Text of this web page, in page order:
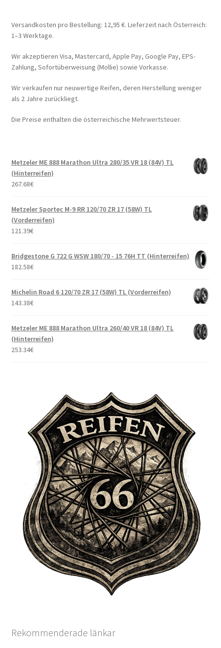
Versandkosten pro Bestellung: 12,95 €. Lieferzeit nach Österreich:
1–3 Werktage.
Wir akzeptieren Visa, Mastercard, Apple Pay, Google Pay, EPS-
Zahlung, Sofortüberweisung (Mollie) sowie Vorkasse.
Wir verkaufen nur neuwertige Reifen, deren Herstellung weniger
als 2 Jahre zurückliegt.
Die Preise enthalten die österreichische Mehrwertsteuer.
Metzeler ME 888 Marathon Ultra 280/35 VR 18 (84V) TL
(Hinterreifen)
267.68€
Metzeler Sportec M-9 RR 120/70 ZR 17 (58W) TL
(Vorderreifen)
121.39€
Bridgestone G 722 G WSW 180/70 - 15 76H TT (Hinterreifen)
182.58€
Michelin Road 6 120/70 ZR 17 (58W) TL (Vorderreifen)
143.38€
Metzeler ME 888 Marathon Ultra 260/40 VR 18 (84V) TL
(Hinterreifen)
253.34€
Rekommenderade länkar